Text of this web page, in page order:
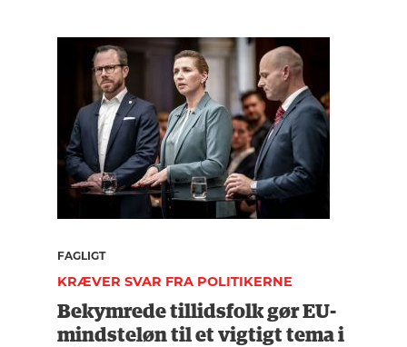
FAGLIGT
KRÆVER SVAR FRA POLITIKERNE
Bekymrede tillidsfolk gør EU-
mindsteløn til et vigtigt tema i